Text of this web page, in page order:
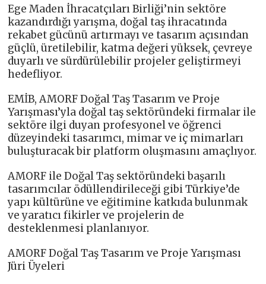
Ege Maden İhracatçıları Birliği’nin sektöre
kazandırdığı yarışma, doğal taş ihracatında
rekabet gücünü artırmayı ve tasarım açısından
güçlü, üretilebilir, katma değeri yüksek, çevreye
duyarlı ve sürdürülebilir projeler geliştirmeyi
hedefliyor.
EMİB, AMORF Doğal Taş Tasarım ve Proje
Yarışması’yla doğal taş sektöründeki firmalar ile
sektöre ilgi duyan profesyonel ve öğrenci
düzeyindeki tasarımcı, mimar ve iç mimarları
buluşturacak bir platform oluşmasını amaçlıyor.
AMORF ile Doğal Taş sektöründeki başarılı
tasarımcılar ödüllendirileceği gibi Türkiye’de
yapı kültürüne ve eğitimine katkıda bulunmak
ve yaratıcı fikirler ve projelerin de
desteklenmesi planlanıyor.
AMORF Doğal Taş Tasarım ve Proje Yarışması
Jüri Üyeleri